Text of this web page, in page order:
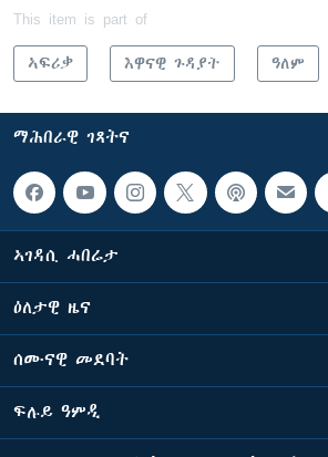
This item is part of
ኣፍሪቃ እዋናዊ ጉዳያት ዓለም
ማሕበራዊ ገጻትና
ኣገዳሲ ሓበሬታ
ዕለታዊ ዜና
ሰሙናዊ መደባት
ፍሉይ ዓምዲ